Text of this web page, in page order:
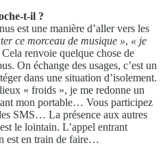
t-il ?
est une manière d’aller vers les
ce morceau de musique », « je
Cela renvoie quelque chose de
On échange des usages, c’est un
dans une situation d’isolement.
« froids », je me redonne un
mon portable… Vous participez
SMS… La présence aux autres
le lointain. L’appel entrant
est en train de faire…